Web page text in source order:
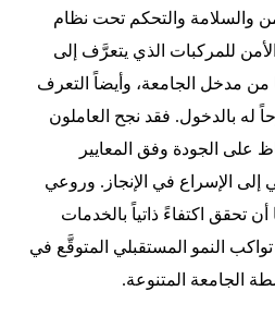
والسلامة والتحكم تحت نظام
للمركبات الذي يتعرَّف إلى
من مدخل الجامعة، وأيضاً التعرف
له بالدخول. فقد نجح العاملون
على الجودة وفق المعايير
الإسراع في الإنجاز. وروعي
تحقق اكتفاءً ذاتياً بالخدمات
النمو المستقبلي المتوقَّع في
الجامعة المتنوعة.